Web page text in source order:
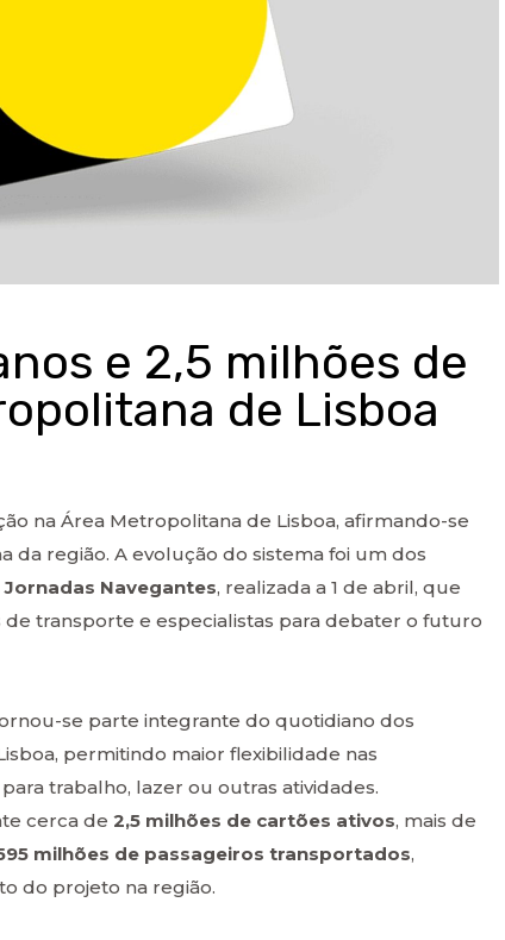
e 2,5 milhões de
de Lisboa
na Área Metropolitana de Lisboa, afirmando-se
região. A evolução do sistema foi um dos
Jornadas Navegantes, realizada a 1 de abril, que
transporte e especialistas para debater o futuro
se parte integrante do quotidiano dos
permitindo maior flexibilidade nas
trabalho, lazer ou outras atividades.
cerca de 2,5 milhões de cartões ativos, mais de
milhões de passageiros transportados,
do projeto na região.